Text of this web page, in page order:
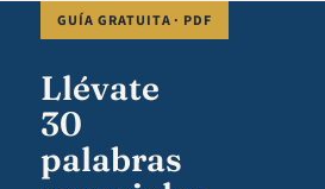
GUÍA GRATUITA · PDF
Llévate
30
palabras